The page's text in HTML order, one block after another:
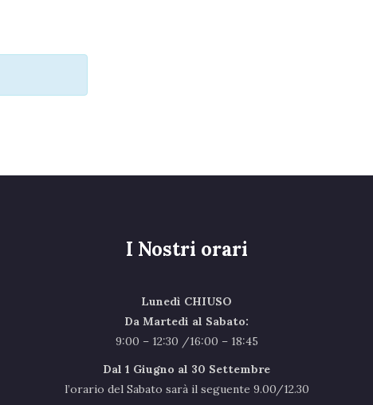
I Nostri orari
Lunedì CHIUSO
Da Martedi al Sabato:
9:00 – 12:30 /16:00 – 18:45
Dal 1 Giugno al 30 Settembre
l’orario del Sabato sarà il seguente 9.00/12.30